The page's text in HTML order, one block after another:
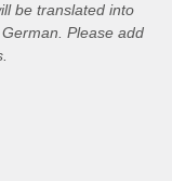
be translated into
Please add